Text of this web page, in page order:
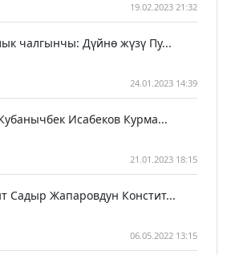
19.02.2023 21:32
чалгынчы: Дүйнө жүзү Пу...
24.01.2023 14:39
Исабеков Курма...
21.01.2023 18:15
Садыр Жапаровдун Констит...
06.05.2022 13:15